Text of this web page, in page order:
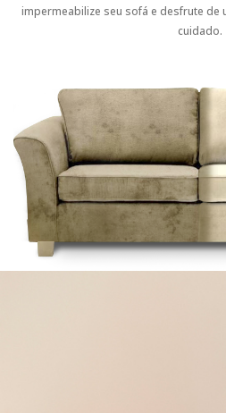
impermeabilize seu sofá e desfrute de
cuidado.